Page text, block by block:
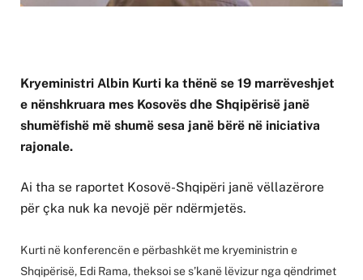
Kryeministri Albin Kurti ka thënë se 19 marrëveshjet
e nënshkruara mes Kosovës dhe Shqipërisë janë
shumëfishë më shumë sesa janë bërë në iniciativa
rajonale.
Ai tha se raportet Kosovë-Shqipëri janë vëllazërore
për çka nuk ka nevojë për ndërmjetës.
Kurti në konferencën e përbashkët me kryeministrin e
Shqipërisë, Edi Rama, theksoi se s’kanë lëvizur nga qëndrimet